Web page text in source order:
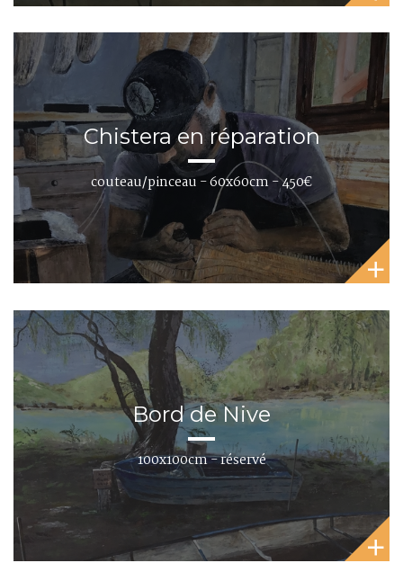
Chistera en réparation
couteau/pinceau - 60x60cm - 450€
Bord de Nive
100x100cm - réservé